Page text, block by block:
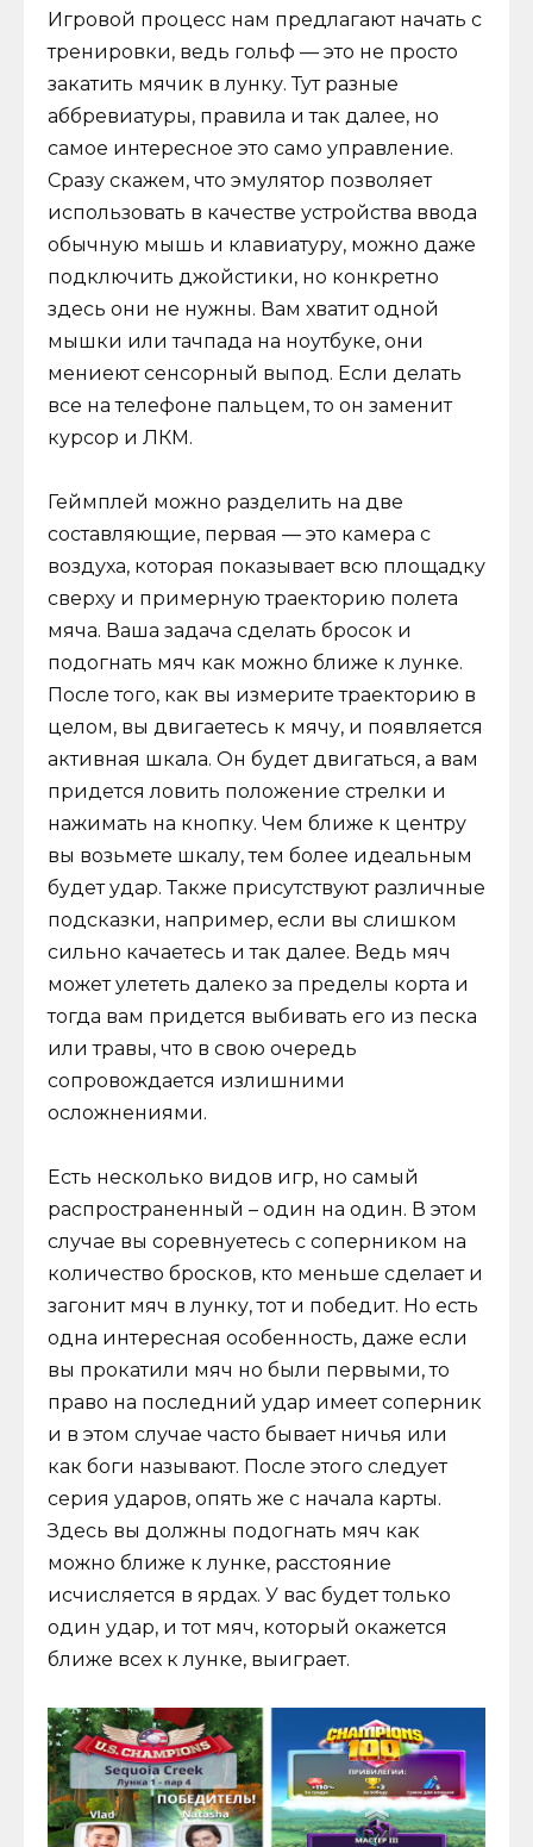
Игровой процесс нам предлагают начать с
тренировки, ведь гольф — это не просто
закатить мячик в лунку. Тут разные
аббревиатуры, правила и так далее, но
самое интересное это само управление.
Сразу скажем, что эмулятор позволяет
использовать в качестве устройства ввода
обычную мышь и клавиатуру, можно даже
подключить джойстики, но конкретно
здесь они не нужны. Вам хватит одной
мышки или тачпада на ноутбуке, они
мениеют сенсорный выпод. Если делать
все на телефоне пальцем, то он заменит
курсор и ЛКМ.
Геймплей можно разделить на две
составляющие, первая — это камера с
воздуха, которая показывает всю площадку
сверху и примерную траекторию полета
мяча. Ваша задача сделать бросок и
подогнать мяч как можно ближе к лунке.
После того, как вы измерите траекторию в
целом, вы двигаетесь к мячу, и появляется
активная шкала. Он будет двигаться, а вам
придется ловить положение стрелки и
нажимать на кнопку. Чем ближе к центру
вы возьмете шкалу, тем более идеальным
будет удар. Также присутствуют различные
подсказки, например, если вы слишком
сильно качаетесь и так далее. Ведь мяч
может улететь далеко за пределы корта и
тогда вам придется выбивать его из песка
или травы, что в свою очередь
сопровождается излишними
осложнениями.
Есть несколько видов игр, но самый
распространенный – один на один. В этом
случае вы соревнуетесь с соперником на
количество бросков, кто меньше сделает и
загонит мяч в лунку, тот и победит. Но есть
одна интересная особенность, даже если
вы прокатили мяч но были первыми, то
право на последний удар имеет соперник
и в этом случае часто бывает ничья или
как боги называют. После этого следует
серия ударов, опять же с начала карты.
Здесь вы должны подогнать мяч как
можно ближе к лунке, расстояние
исчисляется в ярдах. У вас будет только
один удар, и тот мяч, который окажется
ближе всех к лунке, выиграет.